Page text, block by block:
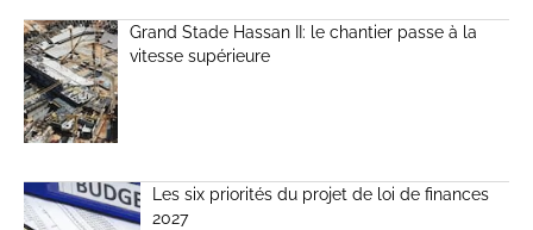
Grand Stade Hassan II: le chantier passe à la
vitesse supérieure
Les six priorités du projet de loi de finances
2027